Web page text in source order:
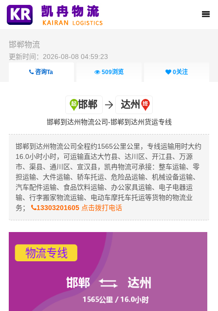
邯郸物流
更新时间：2026-08-08 04:59:23
咨询Ta 509浏览 0关注
邯郸 达州
邯郸到达州物流公司-邯郸到达州货运专线
邯郸到达州物流公司全程约1565公里公里，专线运输用时大约
16.0小时小时，可运输直达大竹县、达川区、开江县、万源
市、渠县、通川区、宣汉县，凯冉物流可承接：整车运输、零
担运输、大件运输、轿车托运、危险品运输、机械设备运输、
汽车配件运输、食品饮料运输、办公家具运输、电子电器运
输、行李搬家物流运输、电动车摩托车托运等货物的物流业
务；
13303201605点击拨打电话